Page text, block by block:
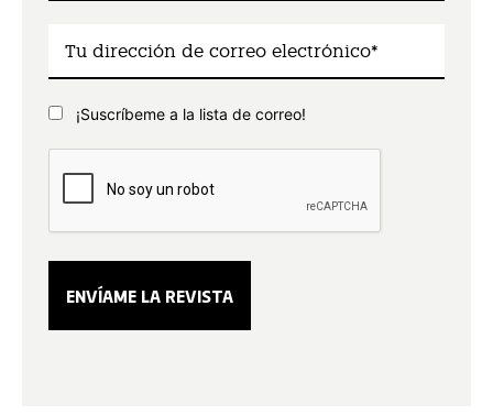
¡Suscríbeme a la lista de correo!